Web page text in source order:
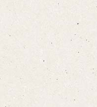
設備·アメニティ
こちら